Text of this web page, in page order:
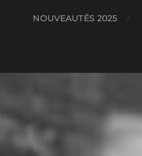
NOUVEAUTÉS 2025